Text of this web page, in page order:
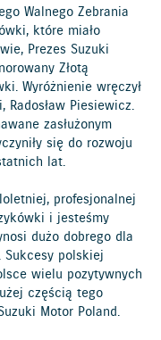
Walnego Zebrania
które miało
Prezes Suzuki
Złotą
Wyróżnienie wręczył
Radosław Piesiewicz.
zasłużonym
się do rozwoju
lat.
profesjonalnej
i jesteśmy
dużo dobrego dla
polskiej
wielu pozytywnych
częścią tego
Motor Poland.